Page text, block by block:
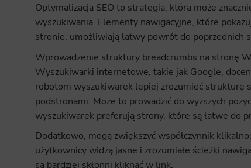
Optymalizacja SEO to strategia, która może
wyszukiwania. Elementy nawigacyjne, które
stronie, umożliwiają łatwy powrót do poprzednich
Wprowadzenie struktury breadcrumbs na stronę
Wyszukiwarki internetowe, takie jak Google,
robotom wyszukiwarek lepiej zrozumieć strukturę
podstronami. Może to prowadzić do wyższych
wyszukiwarek preferują strony, które są łatwe do
Dodatkowo, mogą zwiększyć współczynnik
użytkownicy widzą jasne i zrozumiałe ścieżki
są bardziej skłonni kliknąć w link.